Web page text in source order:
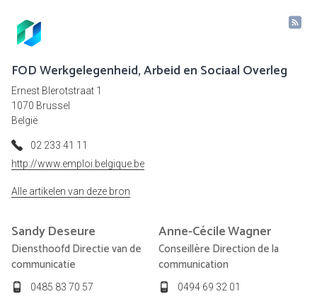
FOD Werkgelegenheid, Arbeid en Sociaal Overleg
Ernest Blerotstraat 1
1070 Brussel
België
02 233 41 11
http://www.emploi.belgique.be
Alle artikelen van deze bron
SandyDeseure
Diensthoofd Directie van de
communicatie
0485 83 70 57
Anne-CécileWagner
Conseillère Direction de la
communication
0494 69 32 01